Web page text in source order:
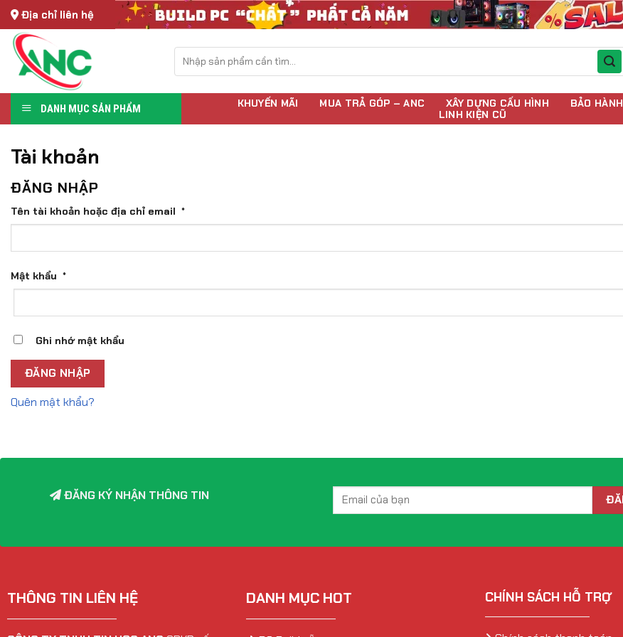
Skip
to
content
Địa chỉ liên hệ
kiếm:
DANH MỤC SẢN PHẨM KHUYẾN MÃI MUA TRẢ GÓP – ANC XÂY DỰNG CẤU HÌNH BẢO HÀNH
LINH KIỆN CŨ
Tài khoản
ĐĂNG NHẬP
Tên tài khoản hoặc địa chỉ email *
Mật khẩu *
Ghi nhớ mật khẩu
ĐĂNG NHẬP
Quên mật khẩu?
ĐĂNG KÝ NHẬN THÔNG TIN
THÔNG TIN LIÊN HỆ
______________________
DANH MỤC HOT
__________________
CHÍNH SÁCH HỖ TRỢ
_____________________